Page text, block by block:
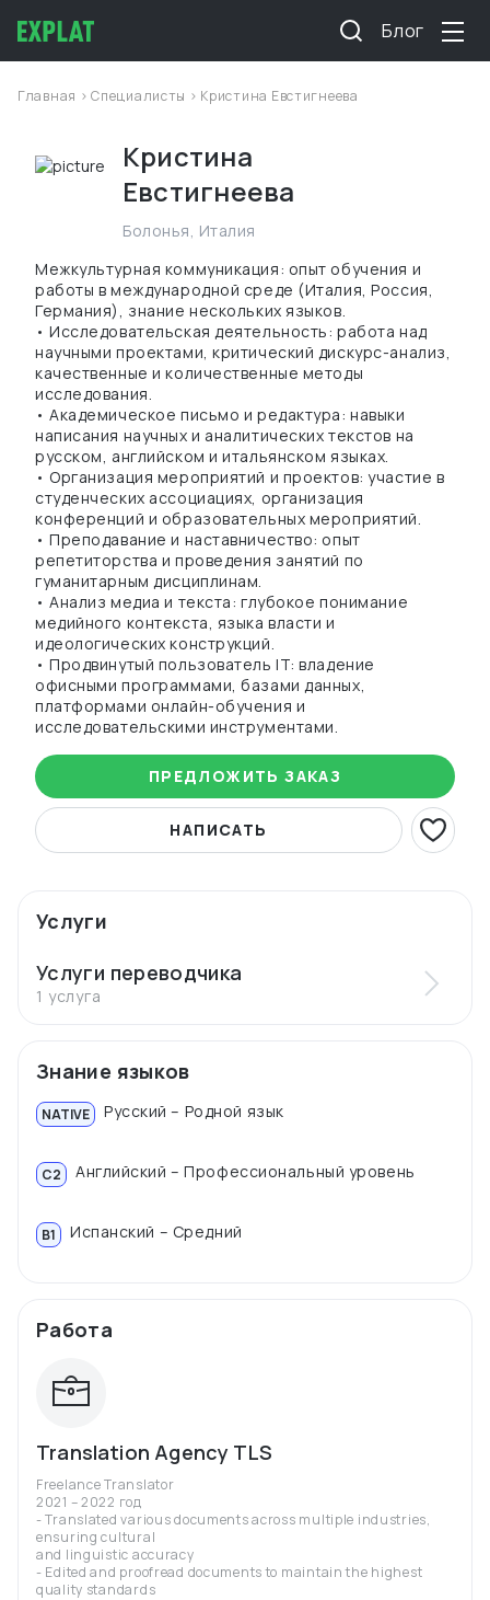
Блог
Главная >Специалисты > Кристина Евстигнеева
Кристина
Евстигнеева
Болонья, Италия
Межкультурная коммуникация: опыт обучения и
работы в международной среде (Италия, Россия,
Германия), знание нескольких языков.
• Исследовательская деятельность: работа над
научными проектами, критический дискурс-анализ,
качественные и количественные методы
исследования.
• Академическое письмо и редактура: навыки
написания научных и аналитических текстов на
русском, английском и итальянском языках.
• Организация мероприятий и проектов: участие в
студенческих ассоциациях, организация
конференций и образовательных мероприятий.
• Преподавание и наставничество: опыт
репетиторства и проведения занятий по
гуманитарным дисциплинам.
• Анализ медиа и текста: глубокое понимание
медийного контекста, языка власти и
идеологических конструкций.
• Продвинутый пользователь IT: владение
офисными программами, базами данных,
платформами онлайн-обучения и
исследовательскими инструментами.
ПРЕДЛОЖИТЬ ЗАКАЗ
НАПИСАТЬ
Услуги
Услуги переводчика
1 услуга
Знание языков
NATIVE Русский – Родной язык
C2 Английский – Профессиональный уровень
B1 Испанский – Средний
Работа
Translation Agency TLS
Freelance Translator
2021 – 2022 год
- Translated various documents across multiple industries,
ensuring cultural
and linguistic accuracy
- Edited and proofread documents to maintain the highest
quality standards